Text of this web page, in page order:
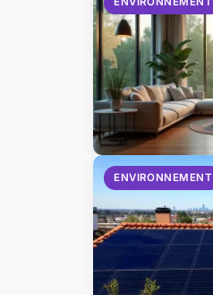
ENVIRONNEMENT